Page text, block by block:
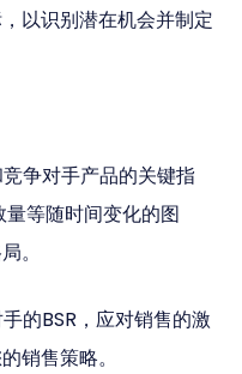
以识别潜在机会并制定
争对手产品的关键指
等随时间变化的图
。
的BSR，应对销售的激
销售策略。